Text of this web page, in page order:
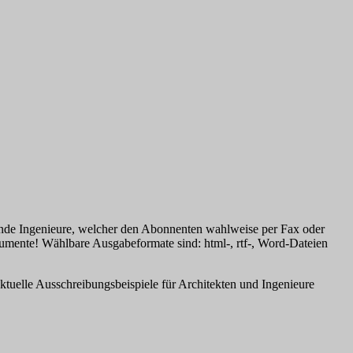
Ingenieure, welcher den Abonnenten wahlweise per Fax oder
Wählbare Ausgabeformate sind: html-, rtf-, Word-Dateien
Ausschreibungsbeispiele für Architekten und Ingenieure